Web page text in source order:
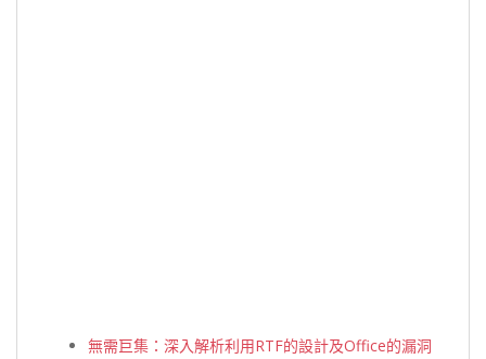
無需巨集：深入解析利用RTF的設計及Office的漏洞